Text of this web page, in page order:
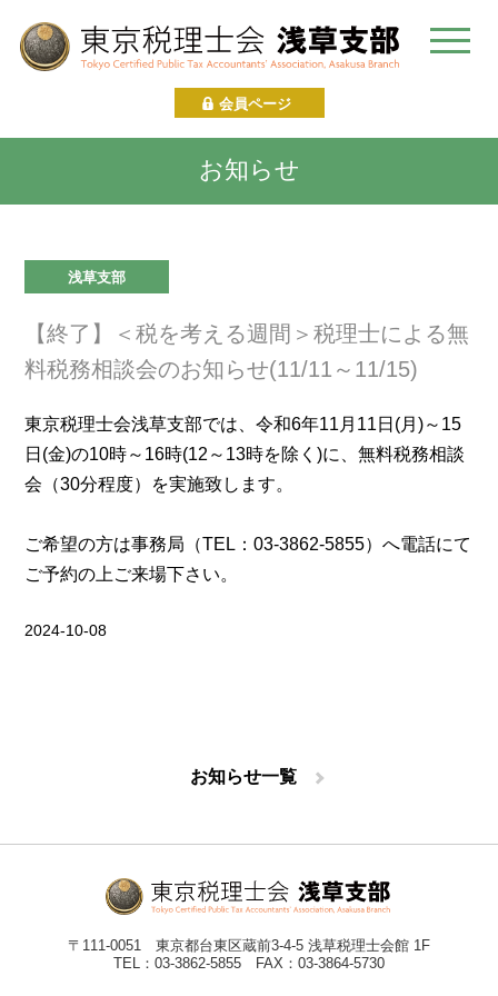
content
会員ページ
お知らせ
浅草支部
【終了】＜税を考える週間＞税理士による無
料税務相談会のお知らせ(11/11～11/15)
東京税理士会浅草支部では、令和6年11月11日(月)～15
日(金)の10時～16時(12～13時を除く)に、無料税務相談
会（30分程度）を実施致します。
ご希望の方は事務局（TEL：03-3862-5855）へ電話にて
ご予約の上ご来場下さい。
2024-10-08
お知らせ一覧
〒111-0051 東京都台東区蔵前3-4-5 浅草税理士会館 1F
TEL：03-3862-5855 FAX：03-3864-5730